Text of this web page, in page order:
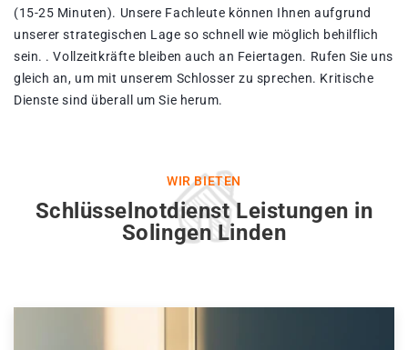
(15-25 Minuten). Unsere Fachleute können Ihnen aufgrund
unserer strategischen Lage so schnell wie möglich behilflich
sein. . Vollzeitkräfte bleiben auch an Feiertagen. Rufen Sie uns
gleich an, um mit unserem Schlosser zu sprechen. Kritische
Dienste sind überall um Sie herum.
WIR BIETEN
Schlüsselnotdienst Leistungen in
Solingen Linden